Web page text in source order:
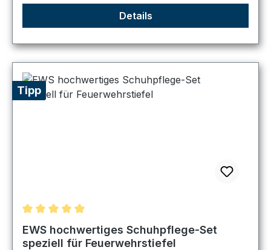
Details
Tipp
Durchschnittliche Bewertung von 5 von 5 Sternen
EWS hochwertiges Schuhpflege-Set
speziell für Feuerwehrstiefel